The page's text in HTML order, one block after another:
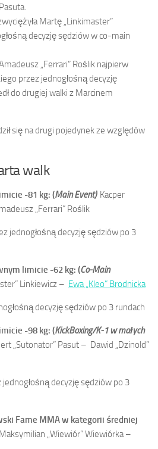
Martę „Linkimaster”
decyzję sędziów w co-main
„Ferrari” Roślik najpierw
przez jednogłośną decyzję
do drugiej walki z Marcinem
się na drugi pojedynek ze względów
walk
-81 kg: (Main Event) Kacper
„Ferrari” Roślik
jednogłośną decyzję sędziów po 3
limicie -62 kg: (Co-Main
Linkiewicz – Ewa „Kleo” Brodnicka
decyzję sędziów po 3 rundach
-98 kg: (KickBoxing/K-1 w małych
„Sutonator” Pasut – Dawid „Dzinold”
decyzję sędziów po 3
Fame MMA w kategorii średniej
Maksymilian „Wiewiór” Wiewiórka –